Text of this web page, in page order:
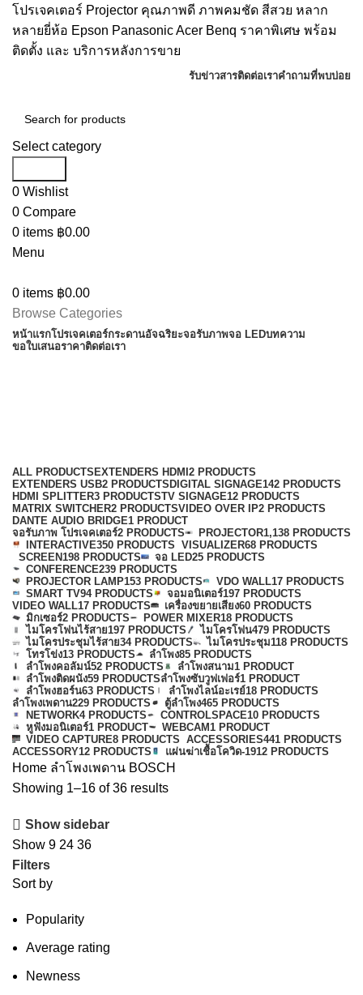
โปรเจคเตอร์ Projector คุณภาพดี ภาพคมชัด สีสวย หลาก
หลายยี่ห้อ Epson Panasonic Acer Benq ราคาพิเศษ พร้อม
ติดตั้ง และ บริการหลังการขาย
รับข่าวสารติดต่อเราคำถามที่พบบ่อย
Select category
0 Wishlist
0 Compare
0 items ฿0.00
Menu
0 items ฿0.00
Browse Categories
หน้าแรกโปรเจคเตอร์กระดานอัจฉริยะจอรับภาพจอ LEDบทความ
ขอใบเสนอราคาติดต่อเรา
ALL PRODUCTSEXTENDERS HDMI2 PRODUCTS
EXTENDERS USB2 PRODUCTSDIGITAL SIGNAGE142 PRODUCTS
HDMI SPLITTER3 PRODUCTSTV SIGNAGE12 PRODUCTS
MATRIX SWITCHER2 PRODUCTSVIDEO OVER IP2 PRODUCTS
DANTE AUDIO BRIDGE1 PRODUCT
จอรับภาพ โปรเจคเตอร์2 PRODUCTS PROJECTOR1,138 PRODUCTS
INTERACTIVE350 PRODUCTS VISUALIZER68 PRODUCTS
SCREEN198 PRODUCTS จอ LED25 PRODUCTS
CONFERENCE239 PRODUCTS
PROJECTOR LAMP153 PRODUCTS VDO WALL17 PRODUCTS
SMART TV94 PRODUCTS จอมอนิเตอร์197 PRODUCTS
VIDEO WALL17 PRODUCTS เครื่องขยายเสียง60 PRODUCTS
มิกเซอร์2 PRODUCTS POWER MIXER18 PRODUCTS
ไมโครโฟนไร้สาย197 PRODUCTS ไมโครโฟน479 PRODUCTS
ไมโครประชุมไร้สาย34 PRODUCTS ไมโครประชุม118 PRODUCTS
โทรโข่ง13 PRODUCTS ลำโพง85 PRODUCTS
ลำโพงคอลัมน์52 PRODUCTS ลำโพงสนาม1 PRODUCT
ลำโพงติดผนัง59 PRODUCTSลำโพงซับวูฟเฟอร์1 PRODUCT
ลำโพงฮอร์น63 PRODUCTS ลำโพงไลน์อะเรย์18 PRODUCTS
ลำโพงเพดาน229 PRODUCTS ตู้ลำโพง465 PRODUCTS
NETWORK4 PRODUCTS CONTROLSPACE10 PRODUCTS
หูฟังมอนิเตอร์1 PRODUCT WEBCAM1 PRODUCT
VIDEO CAPTURE8 PRODUCTS ACCESSORIES441 PRODUCTS
ACCESSORY12 PRODUCTS แผ่นฆ่าเชื้อโควิด-1912 PRODUCTS
Home ลำโพงเพดาน BOSCH
Showing 1–16 of 36 results
Show sidebar
Show 9 24 36
Filters
Sort by
Popularity
Average rating
Newness